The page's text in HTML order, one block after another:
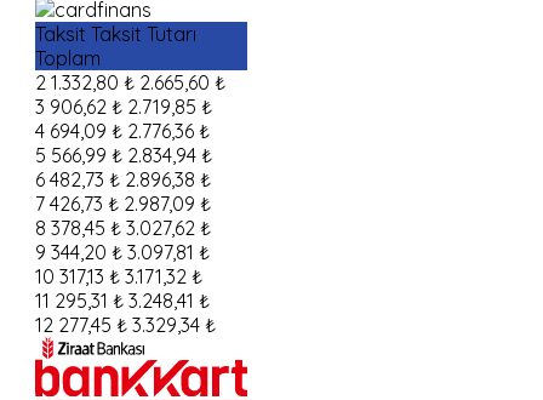
Taksit Taksit Tutarı
Toplam
2 1.332,80 ₺ 2.665,60 ₺
3 906,62 ₺ 2.719,85 ₺
4 694,09 ₺ 2.776,36 ₺
5 566,99 ₺ 2.834,94 ₺
6 482,73 ₺ 2.896,38 ₺
7 426,73 ₺ 2.987,09 ₺
8 378,45 ₺ 3.027,62 ₺
9 344,20 ₺ 3.097,81 ₺
10 317,13 ₺ 3.171,32 ₺
11 295,31 ₺ 3.248,41 ₺
12 277,45 ₺ 3.329,34 ₺